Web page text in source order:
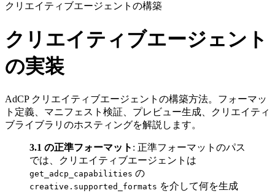
クリエイティブエージェントの構築
クリエイティブエージェント
の実装
AdCP クリエイティブエージェントの構築方法。フォーマッ
ト定義、マニフェスト検証、プレビュー生成、クリエイティ
ブライブラリのホスティングを解説します。
3.1 の正準フォーマット : 正準フォーマットのパス
では、クリエイティブエージェントは
get_adcp_capabilities の
creative.supported_formats を介して何を生成